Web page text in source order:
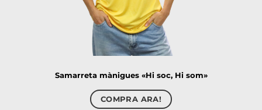
Samarreta mànigues «Hi soc, Hi som»
COMPRA ARA!